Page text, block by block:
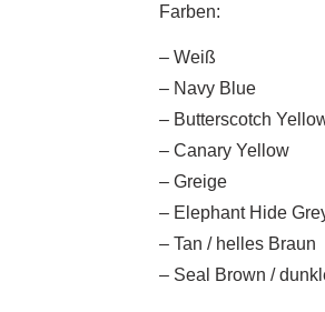
Farben:
– Weiß
– Navy Blue
– Butterscotch
– Canary Yellow
– Greige
– Elephant Hide
– Tan / helles Braun
– Seal Brown /